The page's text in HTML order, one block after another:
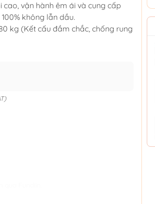
cao, vận hành êm ái và cung cấp
không lẫn dầu.
kg (Kết cấu đầm chắc, chống rung